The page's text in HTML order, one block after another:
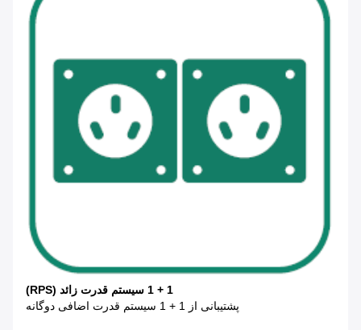
1 + 1 سیستم قدرت زائد (RPS)
پشتیبانی از 1 + 1 سیستم قدرت اضافی دوگانه